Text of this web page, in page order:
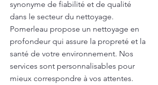
synonyme de fiabilité et de qualité
dans le secteur du nettoyage.
Pomerleau propose un nettoyage en
profondeur qui assure la propreté et la
santé de votre environnement. Nos
services sont personnalisables pour
mieux correspondre à vos attentes.